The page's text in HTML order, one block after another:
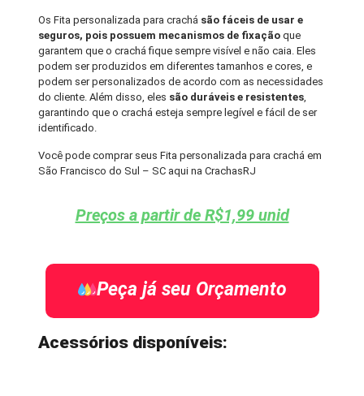
Os Fita personalizada para crachá são fáceis de usar e
seguros, pois possuem mecanismos de fixação que
garantem que o crachá fique sempre visível e não caia. Eles
podem ser produzidos em diferentes tamanhos e cores, e
podem ser personalizados de acordo com as necessidades
do cliente. Além disso, eles são duráveis e resistentes,
garantindo que o crachá esteja sempre legível e fácil de ser
identificado.
Você pode comprar seus Fita personalizada para crachá em
São Francisco do Sul – SC aqui na CrachasRJ
Preços a partir de R$1,99 unid
Peça já seu Orçamento
Acessórios disponíveis: